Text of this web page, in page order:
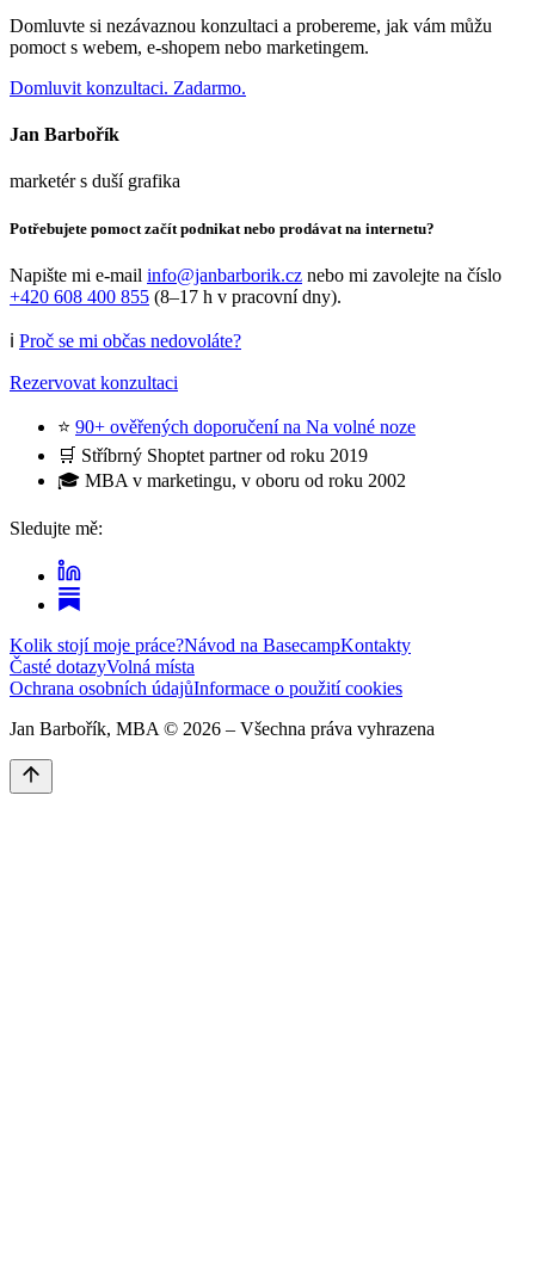
Domluvte si nezávaznou konzultaci a probereme, jak vám můžu
pomoct s webem, e-shopem nebo marketingem.
Domluvit konzultaci. Zadarmo.
Jan Barbořík
marketér s duší grafika
Potřebujete pomoct začít podnikat nebo prodávat na internetu?
Napište mi e-mail info@janbarborik.cz nebo mi zavolejte na číslo
+420 608 400 855 (8–17 h v pracovní dny).
ℹ️ Proč se mi občas nedovoláte?
Rezervovat konzultaci
⭐ 90+ ověřených doporučení na Na volné noze
🛒 Stříbrný Shoptet partner od roku 2019
🎓 MBA v marketingu, v oboru od roku 2002
Sledujte mě:
Kolik stojí moje práce?Návod na BasecampKontakty
Časté dotazyVolná místa
Ochrana osobních údajůInformace o použití cookies
Jan Barbořík, MBA © 2026 – Všechna práva vyhrazena